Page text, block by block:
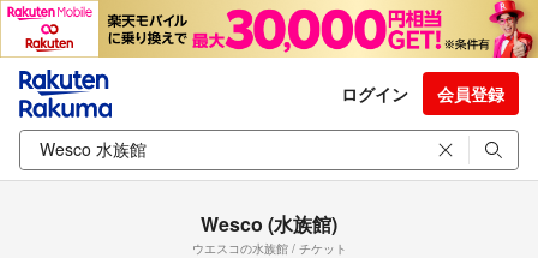
ログイン 会員登録
Wesco (水族館)
ウエスコの水族館 / チケット